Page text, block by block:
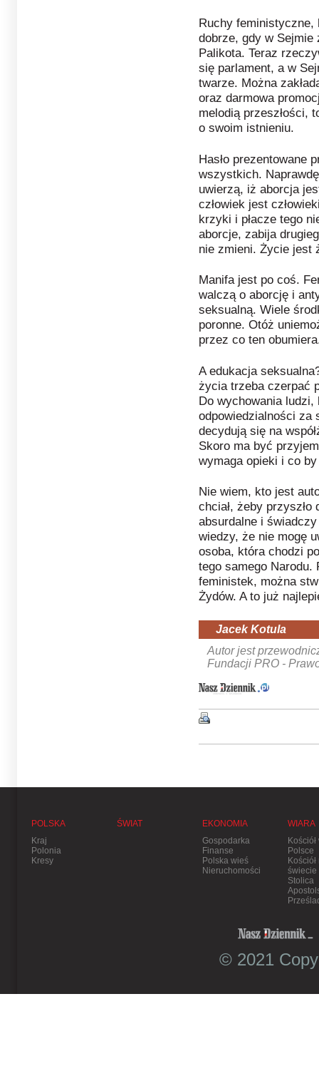
Ruchy feministyczne,
dobrze, gdy w Sejmie
Palikota. Teraz
się parlament, a w
twarze. Można
oraz darmowa
melodią przeszłości,
o swoim istnieniu.
Hasło prezentowane
wszystkich.
uwierzą, iż aborcja
człowiek jest
krzyki i płacze tego
aborcje, zabija
nie zmieni. Życie jest
Manifa jest po coś.
walczą o aborcję i
seksualną. Wiele
poronne. Otóż
przez co ten
A edukacja
życia trzeba czerpać
Do wychowania
odpowiedzialności za
decydują się na
Skoro ma być
wymaga opieki i co
Nie wiem, kto jest
chciał, żeby przyszło
absurdalne i
wiedzy, że nie mogę
osoba, która chodzi
tego samego Narodu.
feministek, można
Żydów. A to już
Jacek Kotula
Autor jest
Fundacji PRO -
POLSKA
Kraj
Polonia
Kresy
ŚWIAT
EKONOMIA
Gospodarka
Finanse
Polska wieś
Nieruchomości
WIARA
Kościół
Polsce
Kościół
świecie
Stolica
© 2021